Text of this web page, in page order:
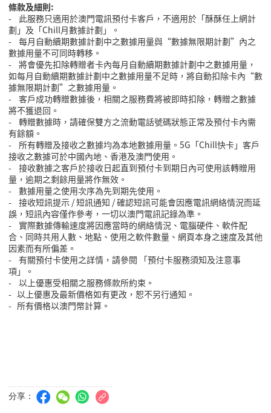
條款及細則:
- 此服務只適用於澳門電訊預付卡客戶，不適用於「酥酥任上網計
劃」及「Chill月數據計劃」。
- 每月自動續期數據計劃中之數據用量與“數據無限期計劃”內之
數據用量不可同時轉移。
- 將會優先扣除轉贈者卡內每月自動續期數據計劃中之數據用量，
如每月自動續期數據計劃中之數據用量不足時，將自動扣除卡內“數
據無限期計劃”之數據用量。
- 客戶成功轉贈數據後，相關之服務費將被即時扣除，轉贈之數據
將不獲退回。
- 轉贈數據時，請確保雙方之流動電話號碼狀態正常及預付卡內需
有餘額。
- 所有轉贈及接收之數據均為本地數據用量。5G「Chill快卡」客戶
接收之數據可於中國內地、香港及澳門使用。
- 接收數據之客戶於接收日起直到預付卡到期日內可使用該轉贈用
量，逾期之剩餘用量將作無效。
- 數據用量之使用次序為先到期先使用。
- 接收短訊提示 / 短訊通知 / 確認短訊可能會因應電訊網絡情況而延
誤，短訊內容僅作參考，一切以澳門電訊記錄為準。
- 實際數據傳輸速度將因應當時的網絡情況、電腦硬件、軟件配
合、同時共用人數、地點、使用之軟件數量、網頁本身之速度及其他
因素而有所偏差。
- 有關預付卡使用之詳情，請參閱 「預付卡服務須知及注意事
項」。
- 以上優惠受相關之服務條款所約束。
- 以上優惠及最新價格如有更改，恕不另行通知。
- 所有價格以澳門幣計算。
分享：